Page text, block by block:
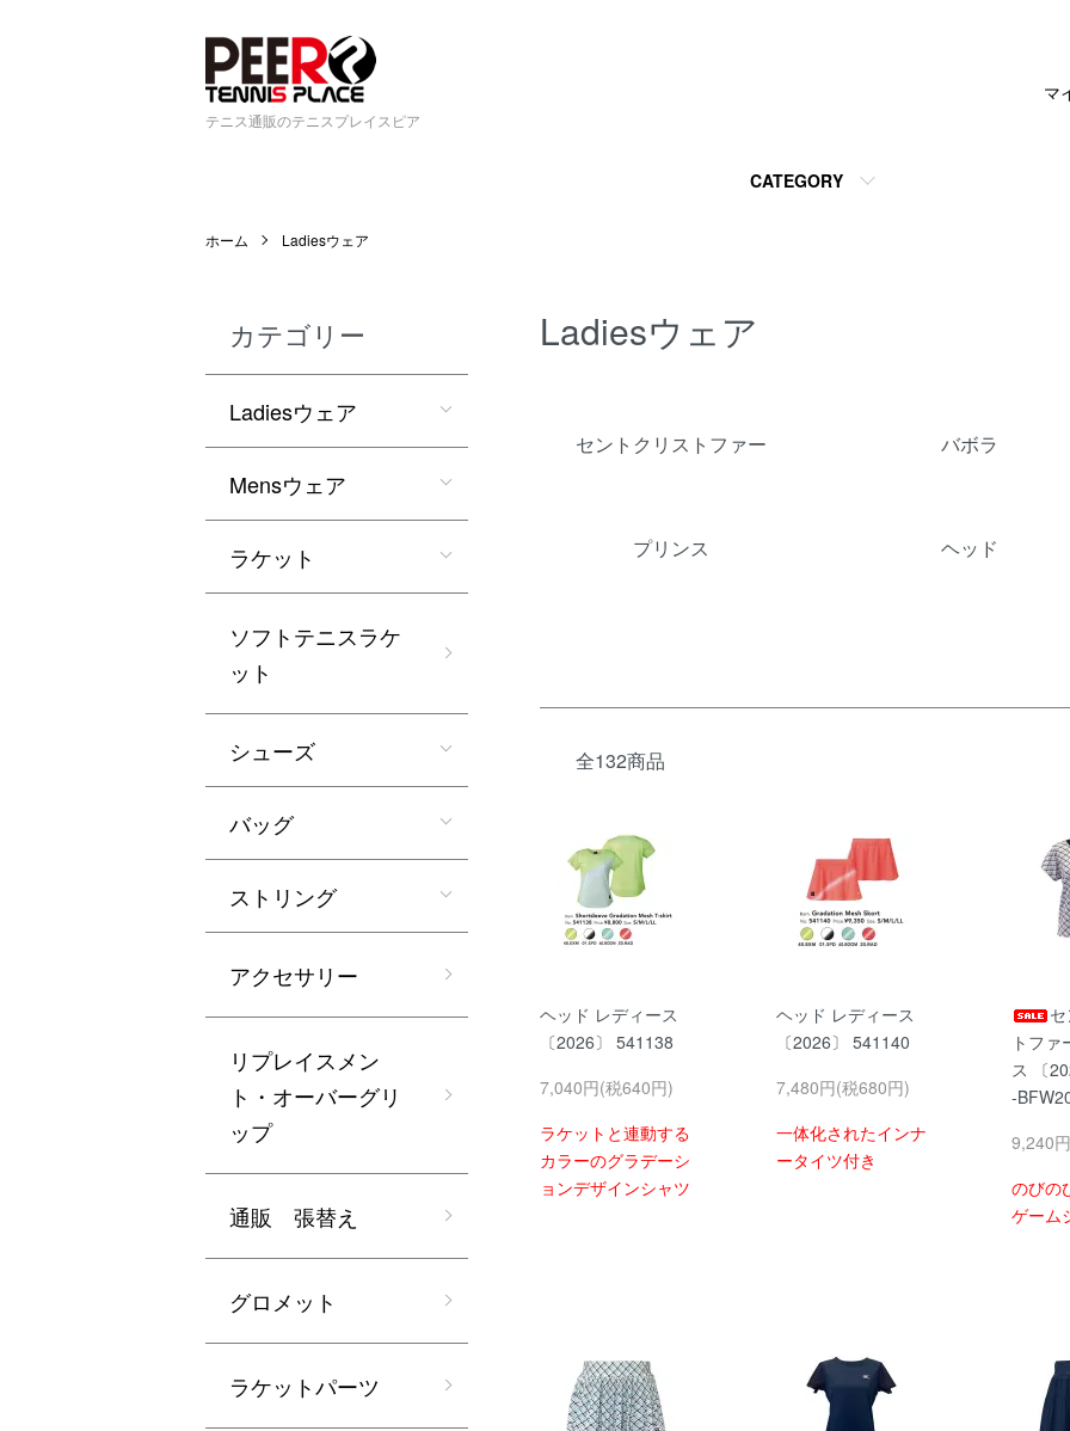
テニス通販のテニスプレイスピア
CATEGORY
マ
ホーム Ladiesウェア
Ladiesウェア
セントクリストファー
バボラ
プリンス ヘッド
全132商品
ヘッド レディース
〔2026〕 541138
7,040円(税640円)
ラケットと連動する
カラーのグラデーシ
ョンデザインシャツ
ヘッド レディース
〔2026〕 541140
7,480円(税680円)
一体化されたインナ
ータイツ付き
トフ
ス 〔
-
9,240
のび
ゲーム
カテゴリー
Ladiesウェア
Mensウェア
ラケット
ソフトテニスラケ
ット
シューズ
バッグ
ストリング
アクセサリー
リプレイスメン
ト・オーバーグリ
ップ
通販 張替え
グロメット
ラケットパーツ